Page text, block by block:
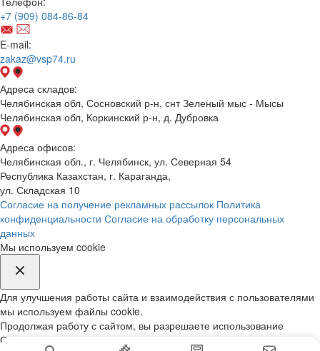
+7 (909) 084-86-84
E-mail:
zakaz@vsp74.ru
Адреса складов:
Челябинская обл, Сосновский р-н, снт Зеленый мыс - Мысы
Челябинская обл, Коркинский р-н, д. Дубровка
Адреса офисов:
Челябинская обл., г. Челябинск, ул. Северная 54
Республика Казахстан, г. Караганда,
ул. Складская 10
Согласие на получение рекламных рассылок Политика
конфиденциальности Согласие на обработку персональных
данных
Мы используем cookie
Для улучшения работы сайта и взаимодействия с пользователями
мы используем файлы cookie.
Продолжая работу с сайтом, вы разрешаете использование
Обработка вашей персональной информации на нашем сайте